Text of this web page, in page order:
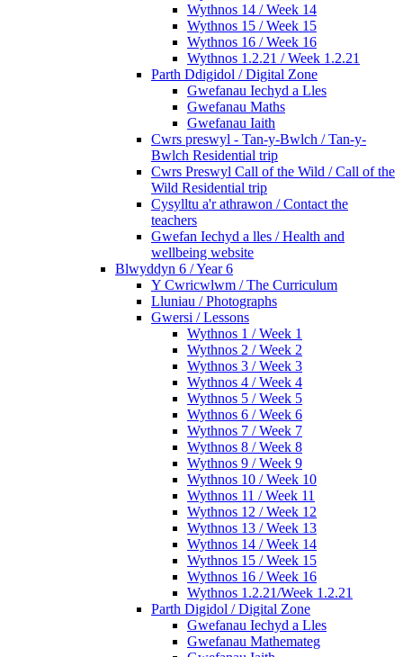
Wythnos 14 / Week 14
Wythnos 15 / Week 15
Wythnos 16 / Week 16
Wythnos 1.2.21 / Week 1.2.21
Parth Ddigidol / Digital Zone
Gwefanau Iechyd a Lles
Gwefanau Maths
Gwefanau Iaith
Cwrs preswyl - Tan-y-Bwlch / Tan-y-
Bwlch Residential trip
Cwrs Preswyl Call of the Wild / Call of the
Wild Residential trip
Cysylltu a'r athrawon / Contact the
teachers
Gwefan Iechyd a lles / Health and
wellbeing website
Blwyddyn 6 / Year 6
Y Cwricwlwm / The Curriculum
Lluniau / Photographs
Gwersi / Lessons
Wythnos 1 / Week 1
Wythnos 2 / Week 2
Wythnos 3 / Week 3
Wythnos 4 / Week 4
Wythnos 5 / Week 5
Wythnos 6 / Week 6
Wythnos 7 / Week 7
Wythnos 8 / Week 8
Wythnos 9 / Week 9
Wythnos 10 / Week 10
Wythnos 11 / Week 11
Wythnos 12 / Week 12
Wythnos 13 / Week 13
Wythnos 14 / Week 14
Wythnos 15 / Week 15
Wythnos 16 / Week 16
Wythnos 1.2.21/Week 1.2.21
Parth Digidol / Digital Zone
Gwefanau Iechyd a Lles
Gwefanau Mathemateg